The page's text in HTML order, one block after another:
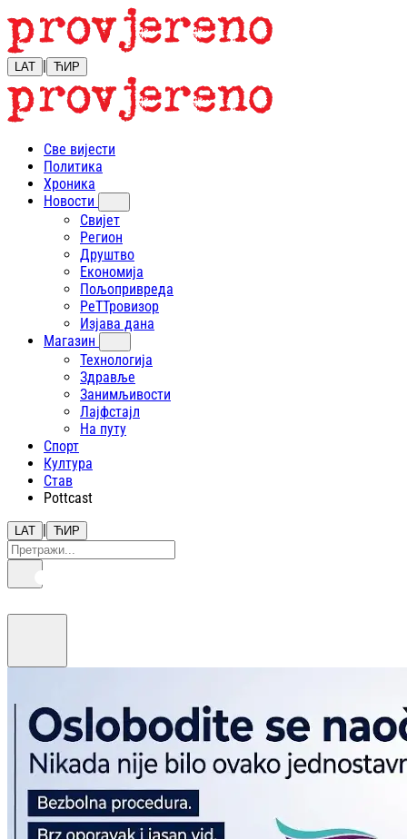
LAT | ЋИР
Све вијести
Политика
Хроника
Новости
Свијет
Регион
Друштво
Економија
Пољопривреда
РеТТровизор
Изјава дана
Магазин
Технологија
Здравље
Занимљивости
Лајфстajл
На путу
Спорт
Култура
Став
Pottcast
LAT | ЋИР